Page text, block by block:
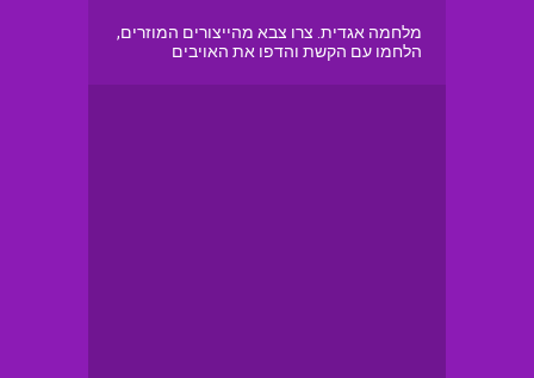
מלחמה אגדית. צרו צבא מהייצורים המוזרים,
הלחמו עם הקשת והדפו את האויבים